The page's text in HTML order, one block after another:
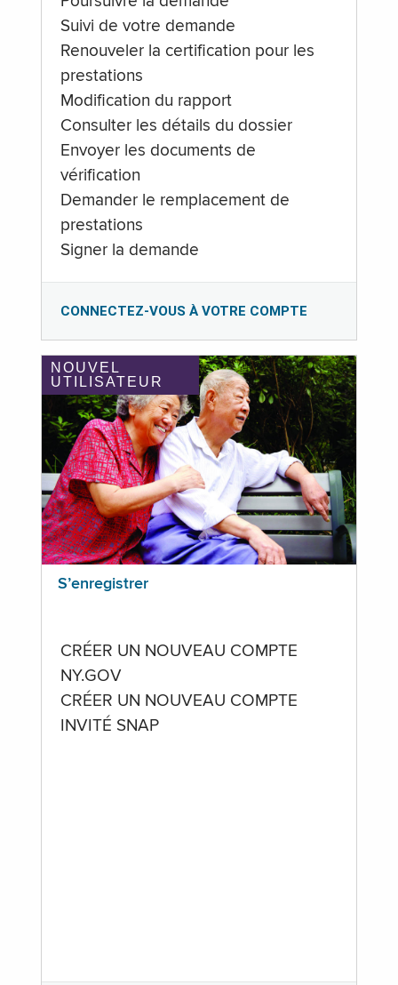
Suivi de votre demande
Renouveler la certification pour les
prestations
Modification du rapport
Consulter les détails du dossier
Envoyer les documents de
vérification
Demander le remplacement de
prestations
Signer la demande
CONNECTEZ-VOUS À VOTRE COMPTE
NOUVEL
UTILISATEUR
S’enregistrer
CRÉER UN NOUVEAU COMPTE
NY.GOV
CRÉER UN NOUVEAU COMPTE
INVITÉ SNAP